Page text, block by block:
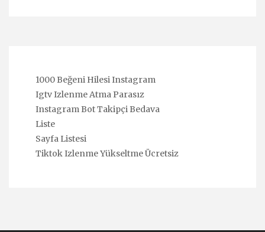
1000 Beğeni Hilesi Instagram
Igtv Izlenme Atma Parasız
Instagram Bot Takipçi Bedava
Liste
Sayfa Listesi
Tiktok Izlenme Yükseltme Ücretsiz